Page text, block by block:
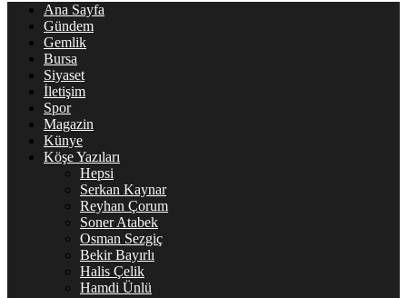
Ana Sayfa
Gündem
Gemlik
Bursa
Siyaset
İletişim
Spor
Magazin
Künye
Köşe Yazıları
Hepsi
Serkan Kaynar
Reyhan Çorum
Soner Atabek
Osman Sezgiç
Bekir Bayırlı
Halis Çelik
Hamdi Ünlü